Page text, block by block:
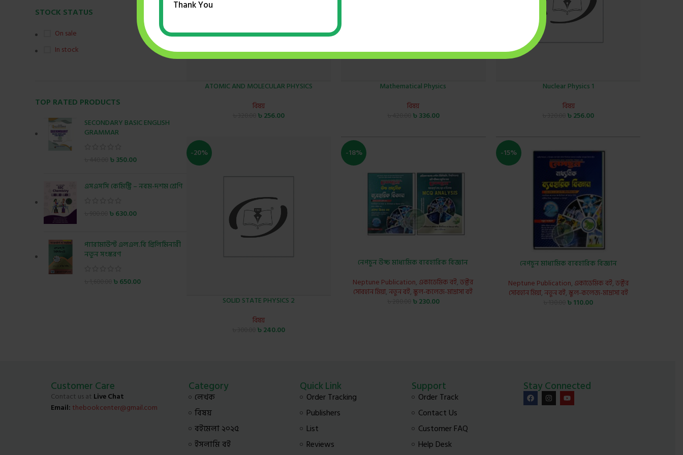
STOCK STATUS
On sale
In stock
TOP RATED PRODUCTS
SECONDARY BASIC ENGLISH
GRAMMAR
৳350.00
এসএসসি কেমিস্ট্রি – নবম-দশম শ্রেণি
৳630.00
প্যারামাউন্ট এলএল.বি প্রিলিমিনারী
নতুন সংস্করণ
৳650.00
ATOMIC AND MOLECULAR PHYSICS
বিষয়
৳256.00
Mathematical Physics
বিষয়
৳336.00
Nuclear Physics 1
বিষয়
৳256.00
-20%
SOLID STATE PHYSICS 2
বিষয়
৳240.00
-18%
নেপচুন উচ্চ মাধ্যমিক ব্যবহারিক বিজ্ঞান
Neptune Publication, একাডেমিক বই,ডক্টর
সোবহান মিয়া,নতুন বই,স্কুল-কলেজ-মাদ্রাসা বই
৳230.00
-15%
নেপচুন মাধ্যমিক ব্যবহারিক বিজ্ঞান
Neptune Publication, একাডেমিক বই,ডক্টর
সোবহান মিয়া,নতুন বই,স্কুল-কলেজ-মাদ্রাসা বই
৳110.00
Customer Care
Contact us at Live Chat
Email: thebookcenter@gmail.com
Category
লেখক
বিষয়
বইমেলা ২০২৫
ইসলামি বই
Quick Link
Order Tracking
Publishers
List
Reviews
Support
Order Track
Contact Us
Customer FAQ
Help Desk
Stay Connected
Thank You